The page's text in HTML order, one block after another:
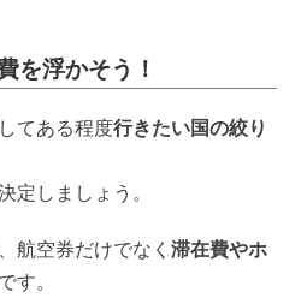
を浮かそう！
てある程度行きたい国の絞り
定しましょう。
航空券だけでなく 滞在費やホ
す。